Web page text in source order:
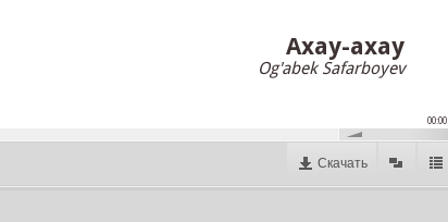
Axay-axay
Og'abek Safarboyev
00:00
Скачать